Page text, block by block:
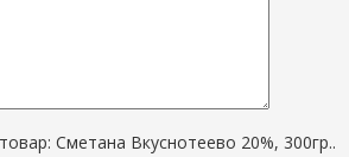
Сметана Вкуснотеево 20%, 300гр..